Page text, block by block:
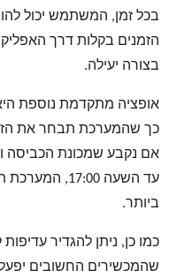
בכל זמן, המשתמש יכול
הזמנים בקלות דרך
בצורה יעילה.
אופציה מתקדמת נוספת
כך שהמערכת תבחר את
אם נקבע שמכונת הכביסה
עד השעה
ביותר.
כמו כן, ניתן להגדיר
שהמכשירים החשובים